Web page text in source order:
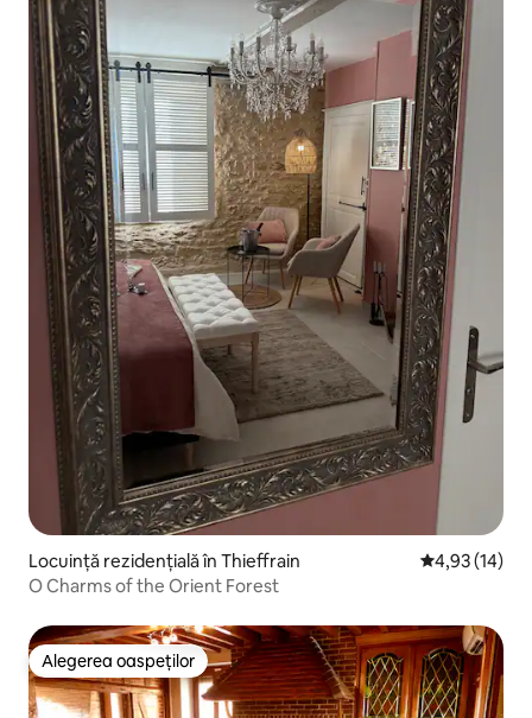
Locuință rezidențială în Thieffrain Scor mediu
4,93 (14)
O Charms of the Orient Forest
Alegerea oaspeților
Alegerea oaspeților